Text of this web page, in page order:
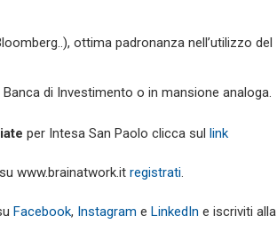
ottima padronanza nell’utilizzo del
di Investimento o in mansione analoga.
per Intesa San Paolo clicca sul link
www.brainatwork.it registrati.
Facebook, Instagram e LinkedIn e iscriviti alla